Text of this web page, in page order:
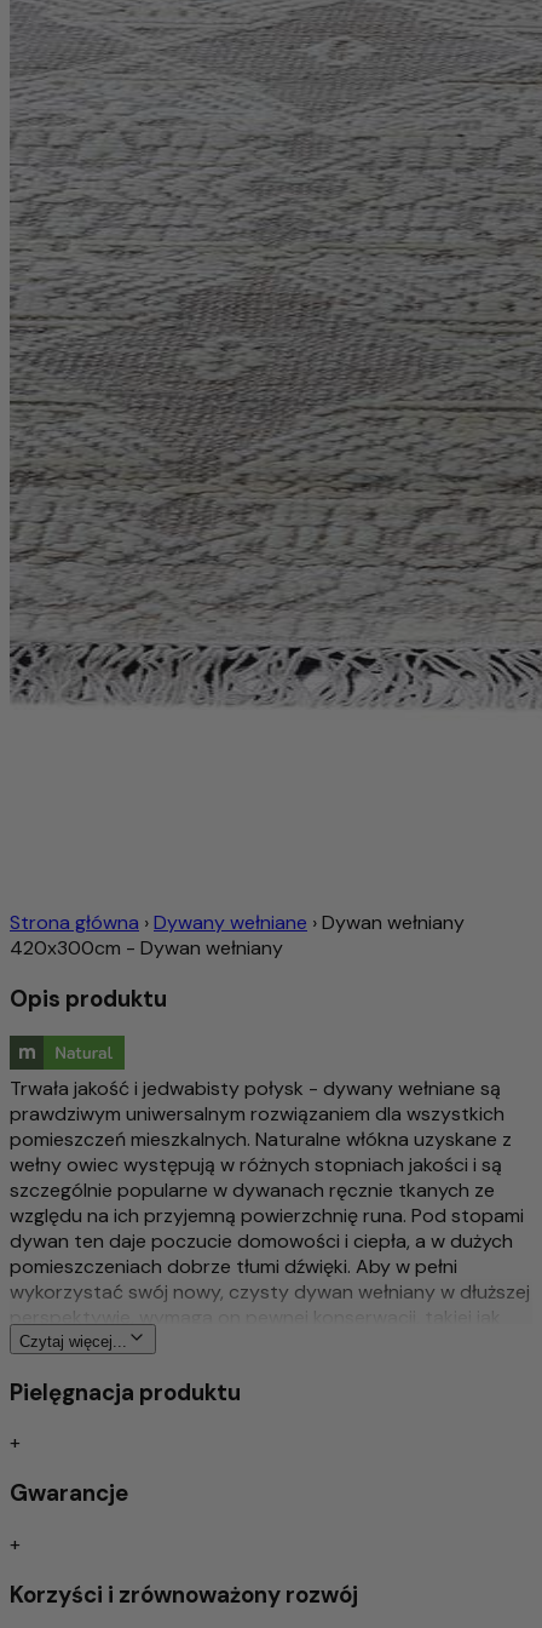
Strona główna ›Dywany wełniane ›Dywan wełniany
420x300cm - Dywan wełniany
Opis produktu
Trwała jakość i jedwabisty połysk - dywany wełniane są
prawdziwym uniwersalnym rozwiązaniem dla wszystkich
pomieszczeń mieszkalnych. Naturalne włókna uzyskane z
wełny owiec występują w różnych stopniach jakości i są
szczególnie popularne w dywanach ręcznie tkanych ze
względu na ich przyjemną powierzchnię runa. Pod stopami
dywan ten daje poczucie domowości i ciepła, a w dużych
pomieszczeniach dobrze tłumi dźwięki. Aby w pełni
wykorzystać swój nowy, czysty dywan wełniany w dłuższej
perspektywie, wymaga on pewnej konserwacji, takiej jak
odkurzanie dywanu raz w tygodniu, aby zapobiec
produktem naturalnym i mogą występować niewielkie
wełniane Morgenland oferują szeroką gamę pięknych
orientalnym czy nowoczesnym - każdy znajdzie tu to,
Czytaj więcej...
Pielęgnacja produktu
+
Gwarancje
+
Korzyści i zrównoważony rozwój